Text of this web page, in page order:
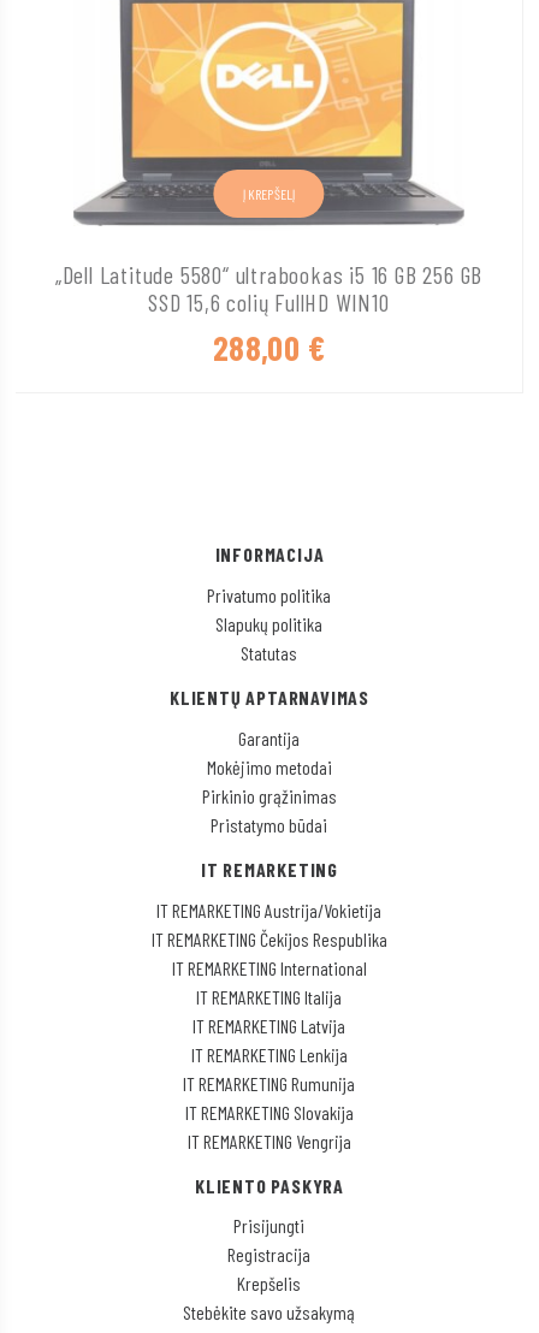
„Dell Latitude 5580“ ultrabookas i5 16 GB 256 GB
SSD 15,6 colių FullHD WIN10
288,00 €
Į KREPŠELĮ
INFORMACIJA
Privatumo politika
Slapukų politika
Statutas
KLIENTŲ APTARNAVIMAS
Garantija
Mokėjimo metodai
Pirkinio grąžinimas
Pristatymo būdai
IT REMARKETING
IT REMARKETING Austrija/Vokietija
IT REMARKETING Čekijos Respublika
IT REMARKETING International
IT REMARKETING Italija
IT REMARKETING Latvija
IT REMARKETING Lenkija
IT REMARKETING Rumunija
IT REMARKETING Slovakija
IT REMARKETING Vengrija
KLIENTO PASKYRA
Prisijungti
Registracija
Krepšelis
Stebėkite savo užsakymą